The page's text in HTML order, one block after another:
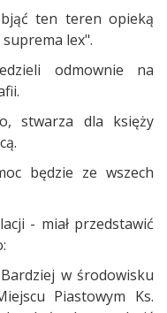
ten teren opieką
lex".
odmownie na
stwarza dla księży
będzie ze wszech
- miał przedstawić
w środowisku
Piastowym Ks.